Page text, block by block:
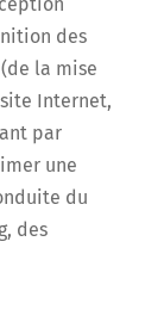
des
la mise
Internet,
par
une
du
des